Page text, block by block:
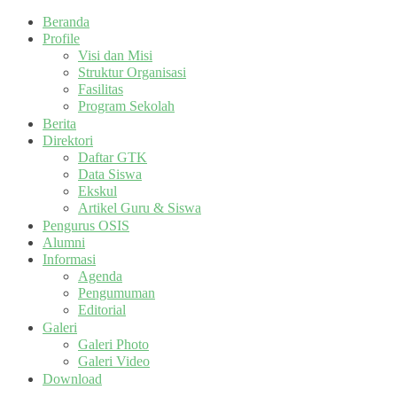
Beranda
Profile
Visi dan Misi
Struktur Organisasi
Fasilitas
Program Sekolah
Berita
Direktori
Daftar GTK
Data Siswa
Ekskul
Artikel Guru & Siswa
Pengurus OSIS
Alumni
Informasi
Agenda
Pengumuman
Editorial
Galeri
Galeri Photo
Galeri Video
Download